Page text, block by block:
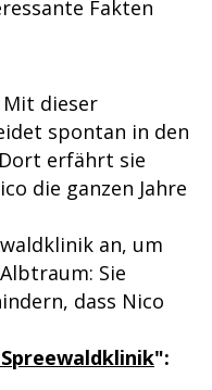
Fakten
dieser
spontan in den
erfährt sie
die ganzen Jahre
an, um
Sie
dass Nico
":